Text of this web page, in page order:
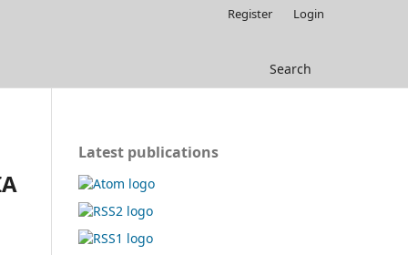
Search
Register Login
Latest publications